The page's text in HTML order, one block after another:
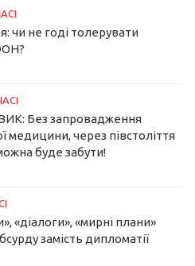
чи не годі толерувати
Без запровадження
медицини, через півстоліття
буде забути!
«діалоги», «мирні плани»
замість дипломатії